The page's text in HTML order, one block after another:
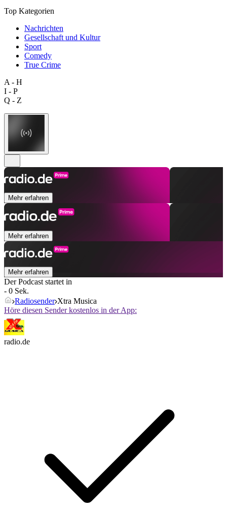
Top Kategorien
Nachrichten
Gesellschaft und Kultur
Sport
Comedy
True Crime
A - H
I - P
Q - Z
Mehr erfahren
Mehr erfahren
Mehr erfahren
Der Podcast startet in
- 0 Sek.
Radiosender Xtra Musica
Höre diesen Sender kostenlos in der App:
radio.de